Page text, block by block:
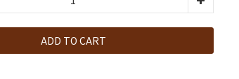
ADD TO CART